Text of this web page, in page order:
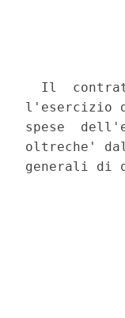
Il
l'esercizio
spese
oltreche'